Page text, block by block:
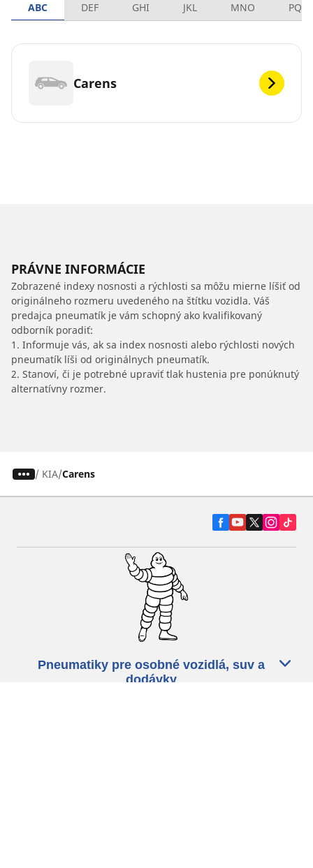
ABC DEF GHI JKL MNO PQRS
Carens
PRÁVNE INFORMÁCIE
Zobrazené indexy nosnosti a rýchlosti sa môžu mierne líšiť od
originálneho rozmeru uvedeného na štítku vozidla. Váš
predajca pneumatík je vám schopný ako kvalifikovaný
odborník poradiť:
1. Informuje vás, ak sa index nosnosti alebo rýchlosti nových
pneumatík líši od originálnych pneumatík.
2. Stanoví, či je potrebné upraviť tlak hustenia pre ponúknutý
alternatívny rozmer.
/ KIA Carens
Pneumatiky pre osobné vozidlá, suv a
dodávky